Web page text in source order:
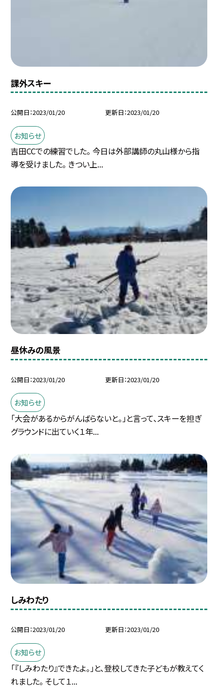
課外スキー
公開日 2023/01/20 更新日 2023/01/20
お知らせ
吉田CCでの練習でした。 今日は外部講師の丸山様から指
導を受けました。 きつい上...
昼休みの風景
公開日 2023/01/20 更新日 2023/01/20
お知らせ
「大会があるからがんばらないと。」と言って、スキーを担ぎ
グラウンドに出ていく１年...
しみわたり
公開日 2023/01/20 更新日 2023/01/20
お知らせ
「『しみわたり』できたよ。」と、登校してきた子どもが教えてく
れました。 そして１...